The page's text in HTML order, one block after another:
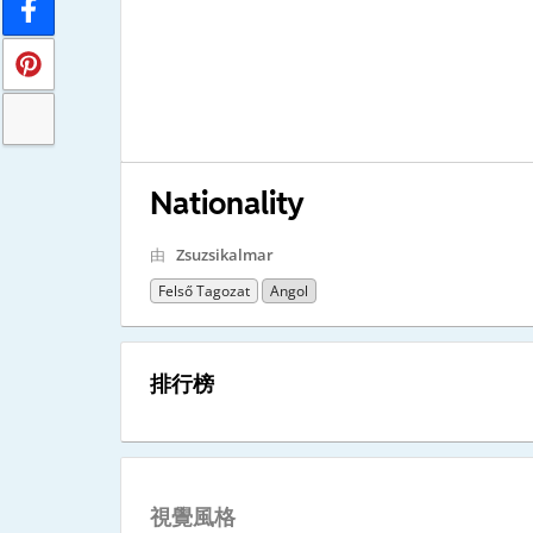
Nationality
由 Zsuzsikalmar
Felső Tagozat Angol
排行榜
視覺風格